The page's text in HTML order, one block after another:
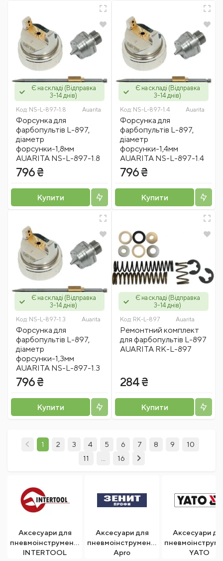
Є на складі (Відправка
3-14 днів)
Код: NS-L-897-1.8 Auarita
Форсунка для
фарбопультів L-897,
діаметр
форсунки-1,8мм
AUARITA NS-L-897-1.8
796 ₴
Купити
Є на складі (Відправка
3-14 днів)
Код: NS-L-897-1.4 Auarita
Форсунка для
фарбопультів L-897,
діаметр
форсунки-1,4мм
AUARITA NS-L-897-1.4
796 ₴
Купити
Є на складі (Відправка
3-14 днів)
Код: NS-L-897-1.3 Auarita
Форсунка для
фарбопультів L-897,
діаметр
форсунки-1,3мм
AUARITA NS-L-897-1.3
796 ₴
Купити
Є на складі (Відправка
3-14 днів)
Код: RK-L-897 Auarita
Ремонтний комплект
для фарбопультів L-897
AUARITA RK-L-897
284 ₴
Купити
1 2 3 4 5 6 7 8 9
10
11
16
Аксесуари для
пневмоінструменту
INTERTOOL
Аксесуари для
пневмоінструменту
Apro
Аксесуари
YATO